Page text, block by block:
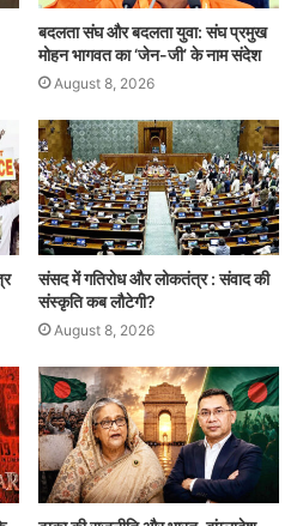
बदलता संघ और बदलता युवा: संघ प्रमुख
मोहन भागवत का ‘जेन-जी’ के नाम संदेश
August 8, 2026
संसद में गतिरोध और लोकतंत्र : संवाद की
संस्कृति कब लौटेगी?
August 8, 2026